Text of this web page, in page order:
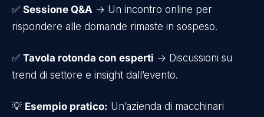
✅ Sessione Q&A → Un incontro online per
rispondere alle domande rimaste in sospeso.
✅ Tavola rotonda con esperti → Discussioni su
trend di settore e insight dall’evento.
💡 Esempio pratico: Un’azienda di macchinari